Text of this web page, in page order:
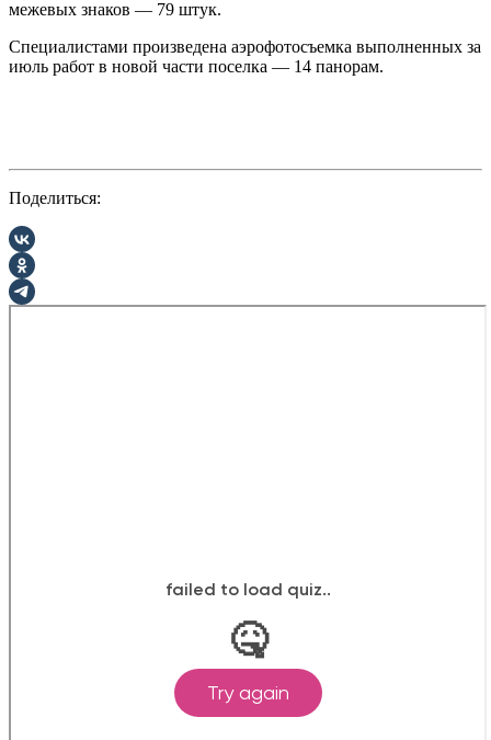
межевых знаков — 79 штук.
Специалистами произведена аэрофотосъемка выполненных за
июль работ в новой части поселка — 14 панорам.
Поделиться: